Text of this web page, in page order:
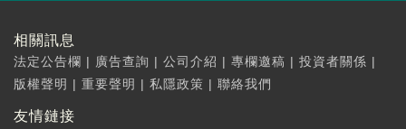
相關訊息
法定公告欄 | 廣告查詢 | 公司介紹 | 專欄邀稿 | 投資者關係 |
版權聲明 | 重要聲明 | 私隱政策 | 聯絡我們
友情鏈接